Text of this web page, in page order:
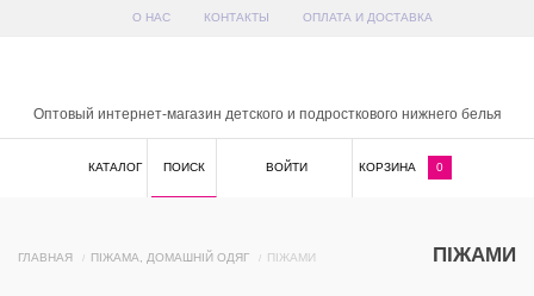
О НАС КОНТАКТЫ ОПЛАТА И ДОСТАВКА
x
Оптовый интернет-магазин детского и подросткового нижнего белья
КАТАЛОГ ПОИСК ВОЙТИ КОРЗИНА 0
ГЛАВНАЯ ПІЖАМА, ДОМАШНІЙ ОДЯГ ПІЖАМИ ПІЖАМИ